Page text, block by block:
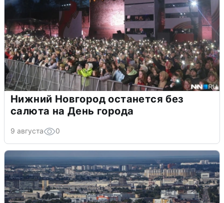
Нижний Новгород останется без
салюта на День города
9 августа 0